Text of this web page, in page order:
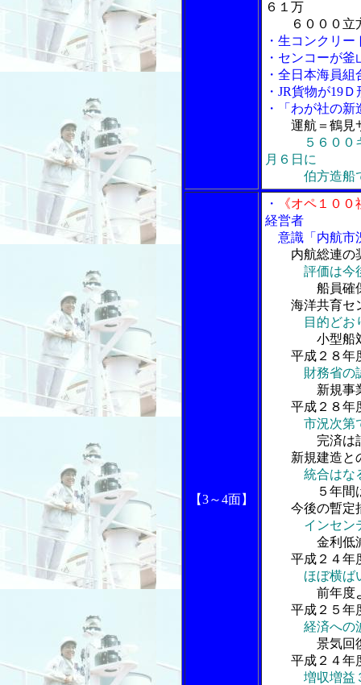
６１万
６０００立
・生コンクリ
・センコーが
・全日本海員
・JR貨物が19
・「わが社の新
運航＝鶴見
５６０
月６日に
伯方造船
【3～4面】
・
《オペ１０
経営者
意識「内航市
内航総連の
評価は今
船員確保対
海洋共育セン
目的どお
小型船対応
平成２８年度
財務省の
新規事業と
平成２８年度
市況次第
完済は計画
新規建造との
統合はな
５年間は合
今後の暫定措
インセン
金利低減策
平成２４年度
ほぼ横ば
前年度より
平成２５年度
経済への
景気回復の
平成２４年
増収増益